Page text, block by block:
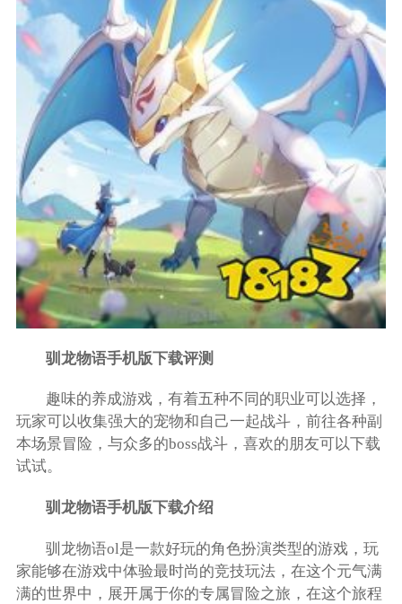
驯龙物语手机版下载评测
趣味的养成游戏，有着五种不同的职业可以选择，
玩家可以收集强大的宠物和自己一起战斗，前往各种副
本场景冒险，与众多的boss战斗，喜欢的朋友可以下载
试试。
驯龙物语手机版下载介绍
驯龙物语ol是一款好玩的角色扮演类型的游戏，玩
家能够在游戏中体验最时尚的竞技玩法，在这个元气满
满的世界中，展开属于你的专属冒险之旅，在这个旅程